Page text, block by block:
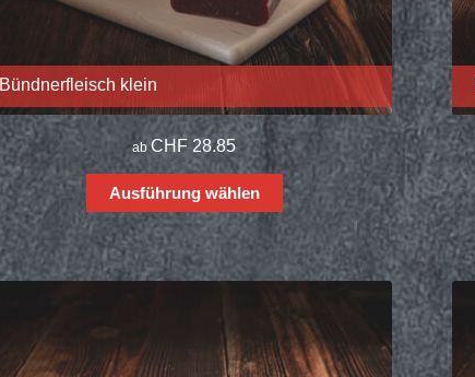
Bündnerfleisch klein
abCHF 28.85
Ausführung wählen